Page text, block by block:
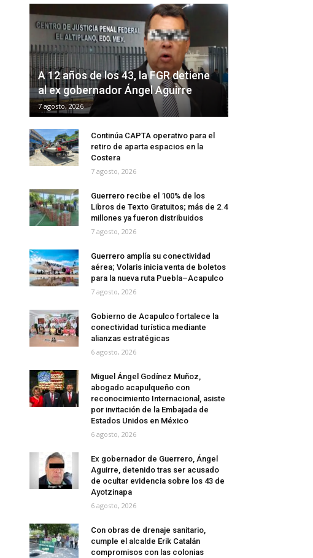
A 12 años de los 43, la FGR detiene
al ex gobernador Ángel Aguirre
7 agosto, 2026
Continúa CAPTA operativo para el
retiro de aparta espacios en la
Costera
7 agosto, 2026
Guerrero recibe el 100% de los
Libros de Texto Gratuitos; más de 2.4
millones ya fueron distribuidos
7 agosto, 2026
Guerrero amplía su conectividad
aérea; Volaris inicia venta de boletos
para la nueva ruta Puebla–Acapulco
7 agosto, 2026
Gobierno de Acapulco fortalece la
conectividad turística mediante
alianzas estratégicas
6 agosto, 2026
Miguel Ángel Godínez Muñoz,
abogado acapulqueño con
reconocimiento Internacional, asiste
por invitación de la Embajada de
Estados Unidos en México
6 agosto, 2026
Ex gobernador de Guerrero, Ángel
Aguirre, detenido tras ser acusado
de ocultar evidencia sobre los 43 de
Ayotzinapa
6 agosto, 2026
Con obras de drenaje sanitario,
cumple el alcalde Erik Catalán
compromisos con las colonias